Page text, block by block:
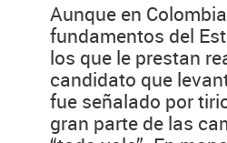
Aunque en
fundamentos del
los que le prestan
candidato que
fue señalado por
gran parte de las